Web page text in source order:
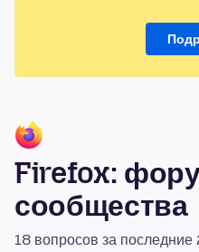
Firefox:
сообщества
18 вопросов за